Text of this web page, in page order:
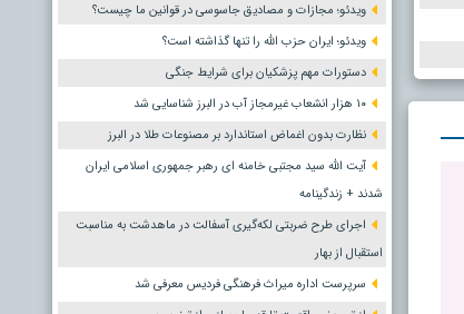
ویدئو؛ مجازات و مصادیق جاسوسی در قوانین ما چیست؟
ویدئو؛ ایران حزب الله را تنها گذاشته است؟
دستورات مهم پزشکیان برای شرایط جنگی
۱۰ هزار انشعاب غیرمجاز آب در البرز شناسایی شد
نظارت بدون اغماض استاندارد بر مصنوعات طلا در البرز
آیت الله سید مجتبی خامنه ای رهبر جمهوری اسلامی ایران
شدند + زندگینامه
اجرای طرح ضربتی لکه‌گیری آسفالت در ماهدشت به مناسبت
استقبال از بهار
سرپرست اداره میراث فرهنگی فردیس معرفی شد